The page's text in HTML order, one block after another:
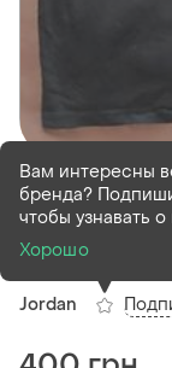
Деактивирован1 шт
Футболка
-l
Jordan
Вам интересны
бренда?
чтобы узнавать
Хорошо